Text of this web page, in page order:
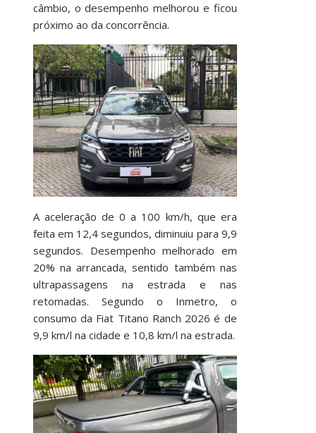
câmbio, o desempenho melhorou e ficou
próximo ao da concorrência.
A aceleração de 0 a 100 km/h, que era
feita em 12,4 segundos, diminuiu para 9,9
segundos. Desempenho melhorado em
20% na arrancada, sentido também nas
ultrapassagens na estrada e nas
retomadas. Segundo o Inmetro, o
consumo da Fiat Titano Ranch 2026 é de
9,9 km/l na cidade e 10,8 km/l na estrada.